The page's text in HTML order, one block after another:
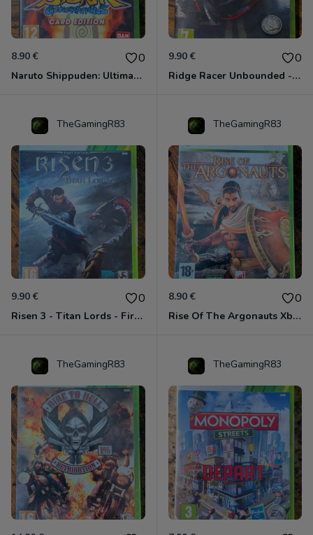
8.90 € 0
Naruto Shippuden: Ultimate Ninja Storm Generations - Card Edition Xbox 360
9.90 € 0
Ridge Racer Unbounded - Édition Limitée Xbox 360
TheGamingR83
9.90 € 0
Risen 3 - Titan Lords - First Edition Xbox 360
TheGamingR83
8.90 € 0
Rise Of The Argonauts Xbox 360
TheGamingR83 TheGamingR83